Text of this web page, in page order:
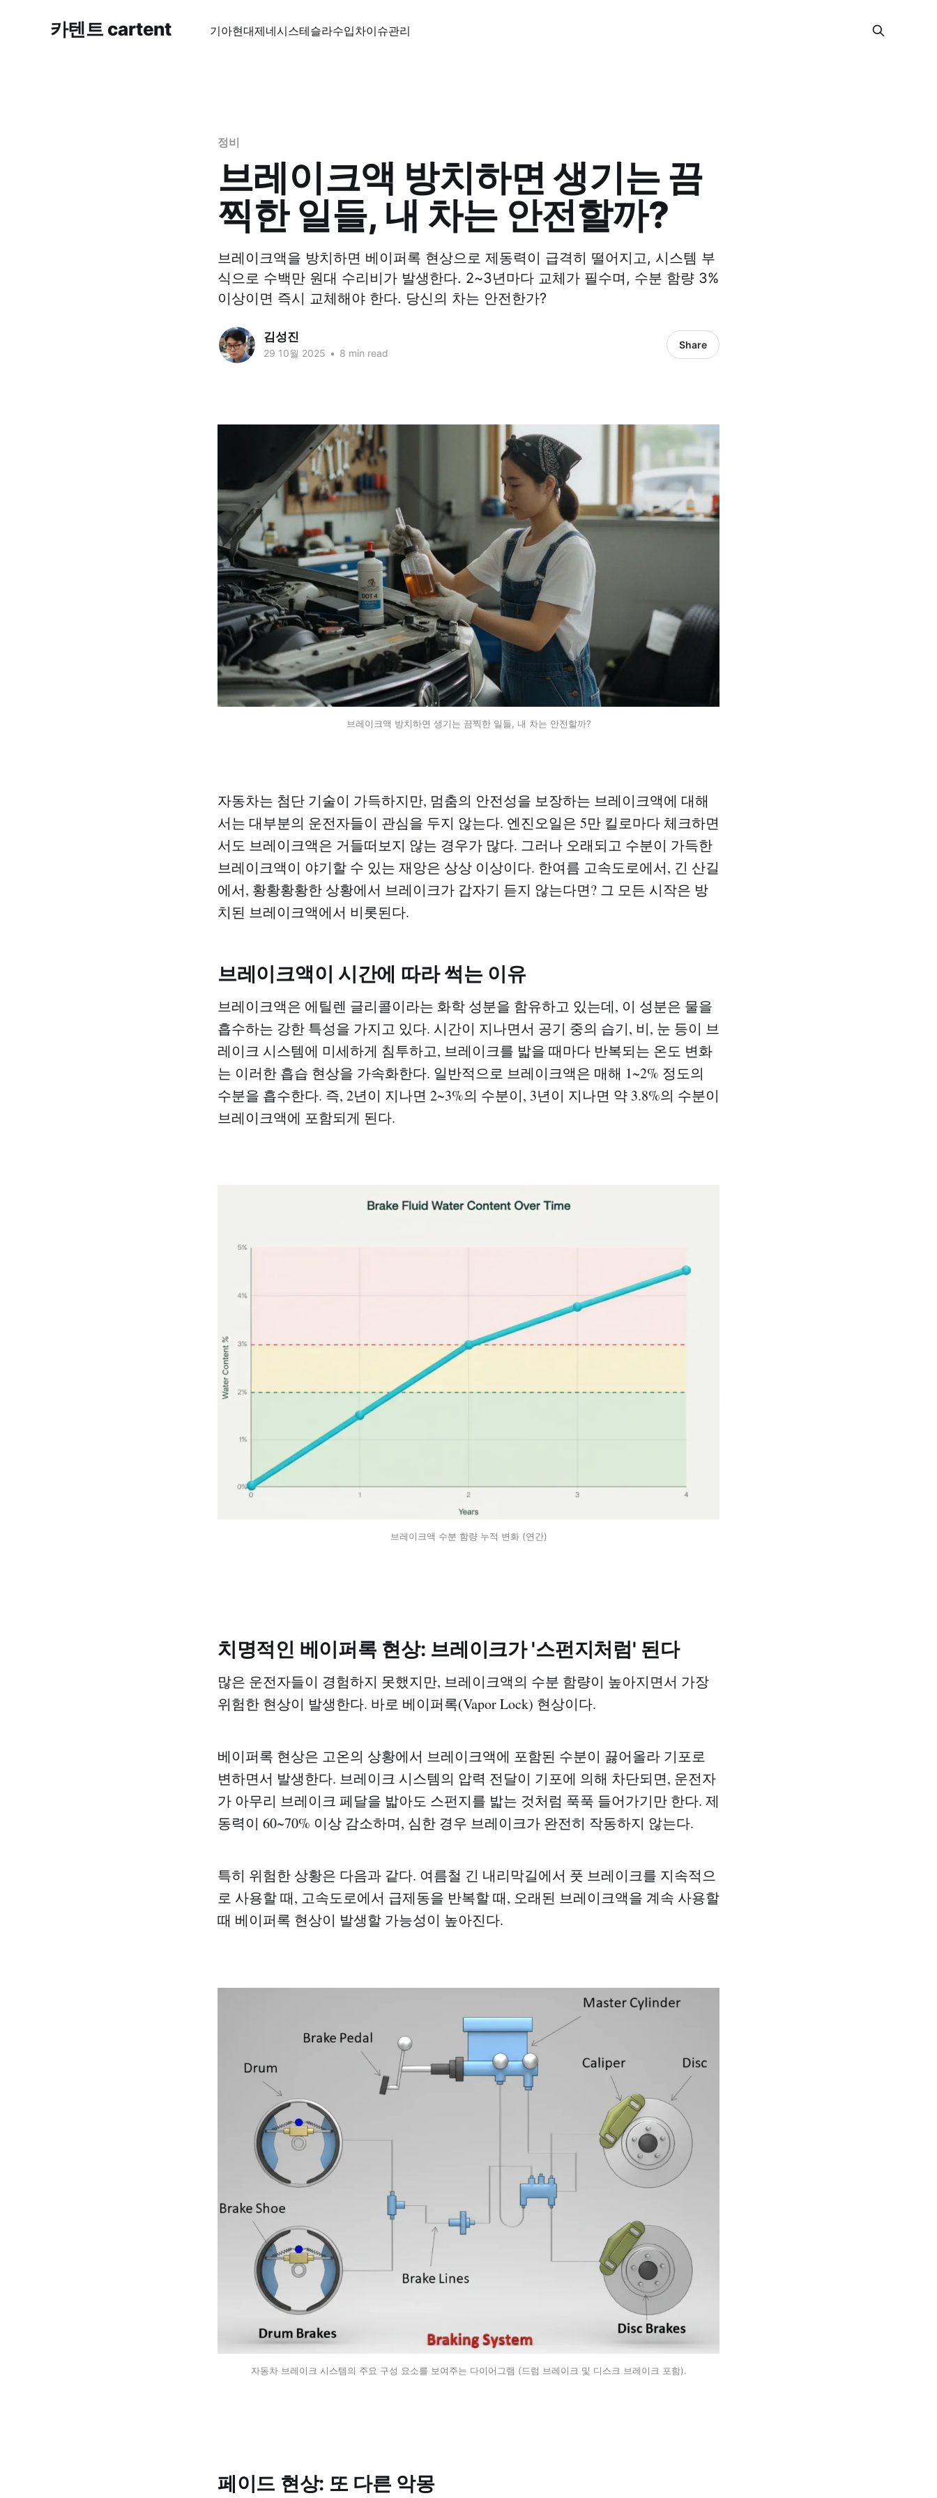
카텐트 cartent 기아현대제네시스테슬라수입차이슈관리
정비
브레이크액 방치하면 생기는 끔
찍한 일들, 내 차는 안전할까?
브레이크액을 방치하면 베이퍼록 현상으로 제동력이 급격히 떨어지고, 시스템 부
식으로 수백만 원대 수리비가 발생한다. 2~3년마다 교체가 필수며, 수분 함량 3%
이상이면 즉시 교체해야 한다. 당신의 차는 안전한가?
김성진
29 10월 2025 • 8 min read
Share
브레이크액 방치하면 생기는 끔찍한 일들, 내 차는 안전할까?
자동차는 첨단 기술이 가득하지만, 멈춤의 안전성을 보장하는 브레이크액에 대해
서는 대부분의 운전자들이 관심을 두지 않는다. 엔진오일은 5만 킬로마다 체크하면
서도 브레이크액은 거들떠보지 않는 경우가 많다. 그러나 오래되고 수분이 가득한
브레이크액이 야기할 수 있는 재앙은 상상 이상이다. 한여름 고속도로에서, 긴 산길
에서, 황황황황한 상황에서 브레이크가 갑자기 듣지 않는다면? 그 모든 시작은 방
치된 브레이크액에서 비롯된다.
브레이크액이 시간에 따라 썩는 이유
브레이크액은 에틸렌 글리콜이라는 화학 성분을 함유하고 있는데, 이 성분은 물을
흡수하는 강한 특성을 가지고 있다. 시간이 지나면서 공기 중의 습기, 비, 눈 등이 브
레이크 시스템에 미세하게 침투하고, 브레이크를 밟을 때마다 반복되는 온도 변화
는 이러한 흡습 현상을 가속화한다. 일반적으로 브레이크액은 매해 1~2% 정도의
수분을 흡수한다. 즉, 2년이 지나면 2~3%의 수분이, 3년이 지나면 약 3.8%의 수분이
브레이크액에 포함되게 된다.
브레이크액 수분 함량 누적 변화 (연간)
치명적인 베이퍼록 현상: 브레이크가 '스펀지처럼' 된다
많은 운전자들이 경험하지 못했지만, 브레이크액의 수분 함량이 높아지면서 가장
위험한 현상이 발생한다. 바로 베이퍼록(Vapor Lock) 현상이다.
베이퍼록 현상은 고온의 상황에서 브레이크액에 포함된 수분이 끓어올라 기포로
변하면서 발생한다. 브레이크 시스템의 압력 전달이 기포에 의해 차단되면, 운전자
가 아무리 브레이크 페달을 밟아도 스펀지를 밟는 것처럼 푹푹 들어가기만 한다. 제
동력이 60~70% 이상 감소하며, 심한 경우 브레이크가 완전히 작동하지 않는다.
특히 위험한 상황은 다음과 같다. 여름철 긴 내리막길에서 풋 브레이크를 지속적으
로 사용할 때, 고속도로에서 급제동을 반복할 때, 오래된 브레이크액을 계속 사용할
때 베이퍼록 현상이 발생할 가능성이 높아진다.
자동차 브레이크 시스템의 주요 구성 요소를 보여주는 다이어그램 (드럼 브레이크 및 디스크 브레이크 포함).
페이드 현상: 또 다른 악몽